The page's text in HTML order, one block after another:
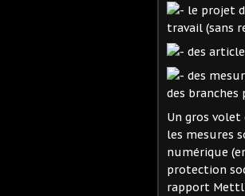
le projet
travail (sans
des
des
des branches
Un gros
les mesures
numérique
protection
rapport